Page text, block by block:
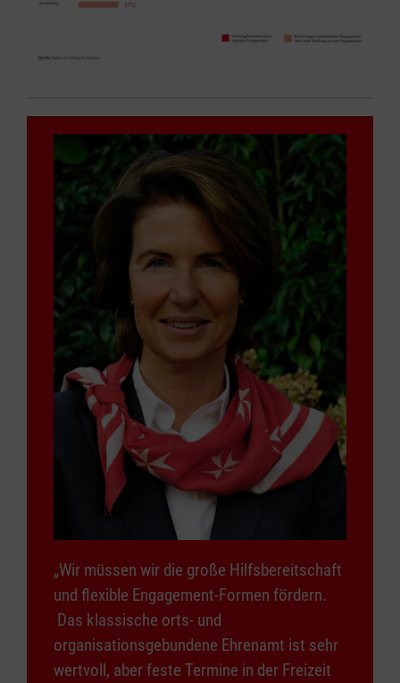
„Wir müssen wir die große Hilfsbereitschaft
und flexible Engagement-Formen fördern.
Das klassische orts- und
organisationsgebundene Ehrenamt ist sehr
wertvoll, aber feste Termine in der Freizeit